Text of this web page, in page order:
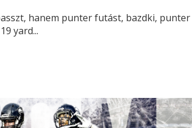
hanem punter futást, bazdki, punter
yard...